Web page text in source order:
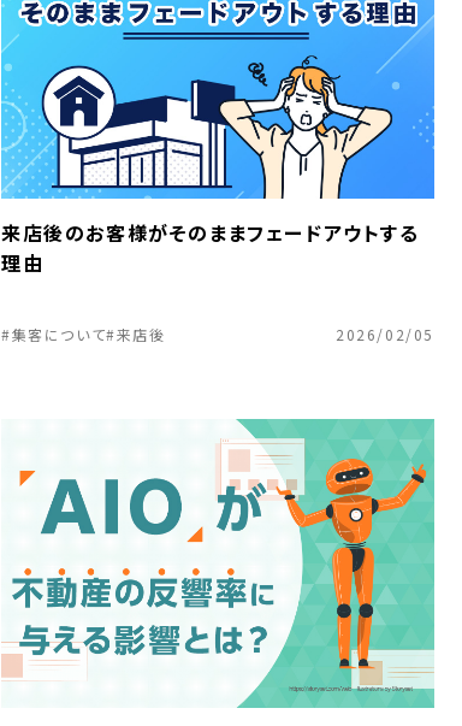
来店後のお客様がそのままフェードアウトする
理由
#集客について#来店後 2026/02/05